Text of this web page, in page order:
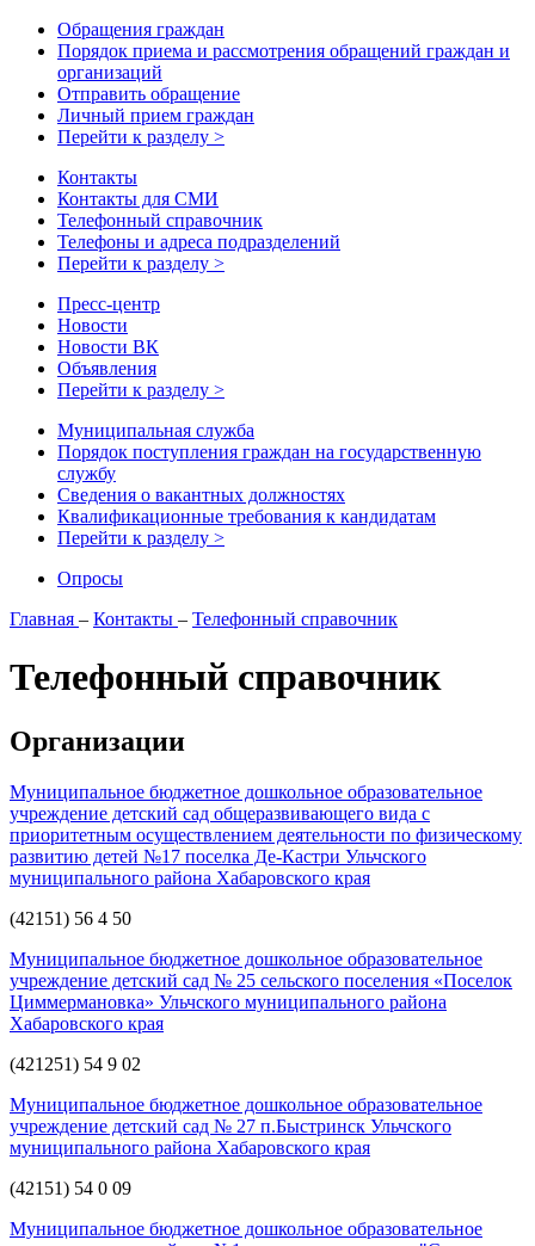
Обращения граждан
Порядок приема и рассмотрения обращений граждан и
организаций
Отправить обращение
Личный прием граждан
Перейти к разделу >
Контакты
Контакты для СМИ
Телефонный справочник
Телефоны и адреса подразделений
Перейти к разделу >
Пресс-центр
Новости
Новости ВК
Объявления
Перейти к разделу >
Муниципальная служба
Порядок поступления граждан на государственную
службу
Сведения о вакантных должностях
Квалификационные требования к кандидатам
Перейти к разделу >
Опросы
Главная – Контакты – Телефонный справочник
Телефонный справочник
Организации
Муниципальное бюджетное дошкольное образовательное
учреждение детский сад общеразвивающего вида с
приоритетным осуществлением деятельности по физическому
развитию детей №17 поселка Де-Кастри Ульчского
муниципального района Хабаровского края
(42151) 56 4 50
Муниципальное бюджетное дошкольное образовательное
учреждение детский сад № 25 сельского поселения «Поселок
Циммермановка» Ульчского муниципального района
Хабаровского края
(421251) 54 9 02
Муниципальное бюджетное дошкольное образовательное
учреждение детский сад № 27 п.Быстринск Ульчского
муниципального района Хабаровского края
(42151) 54 0 09
Муниципальное бюджетное дошкольное образовательное